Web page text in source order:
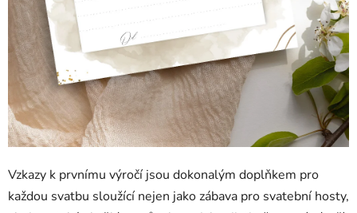
Vzkazy k prvnímu výročí jsou dokonalým doplňkem pro
každou svatbu sloužící nejen jako zábava pro svatební hosty,